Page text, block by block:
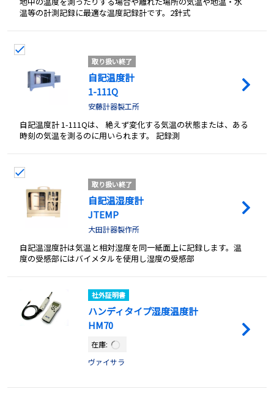
温等の計測記録に最適な温度記録計です。2針式
取り扱い終了
自記温度計
1-111Q
安藤計器製工所
自記温度計 1-111Qは、 絶えず変化する気温の状態または、ある
時刻の気温を測るのに用いられます。 記録測
取り扱い終了
自記温湿度計
JTEMP
大田計器製作所
自記温湿度計は気温と相対湿度を同一紙面上に記録します。温
度の受感部にはバイメタルを使用し湿度の受感部
社外証明書
ハンディタイプ湿度温度計
HM70
在庫:
ヴァイサラ